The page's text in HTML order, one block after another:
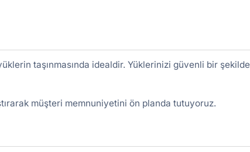
taşınmasında idealdir. Yüklerinizi güvenli bir şekilde
müşteri memnuniyetini ön planda tutuyoruz.